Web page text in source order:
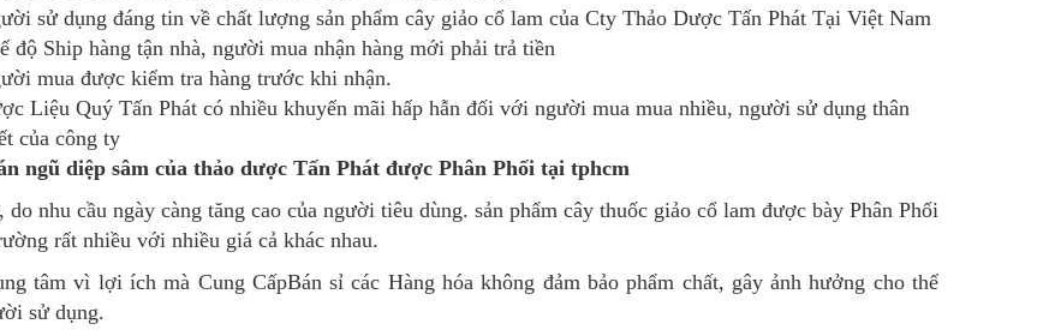
sử dụng đáng tin về chất lượng sản phẩm cây giảo cổ lam của Cty Thảo Dược Tấn Phát Tại Việt Nam
độ Ship hàng tận nhà, người mua nhận hàng mới phải trả tiền
mua được kiểm tra hàng trước khi nhận.
Liệu Quý Tấn Phát có nhiều khuyến mãi hấp hẫn đối với người mua mua nhiều, người sử dụng thân
của công ty
ngũ diệp sâm của thảo dược Tấn Phát được Phân Phối tại tphcm
do nhu cầu ngày càng tăng cao của người tiêu dùng. sản phẩm cây thuốc giảo cổ lam được bày Phân Phối
rất nhiều với nhiều giá cả khác nhau.
tâm vì lợi ích mà Cung CấpBán sỉ các Hàng hóa không đảm bảo phẩm chất, gây ảnh hưởng cho thể
sử dụng.